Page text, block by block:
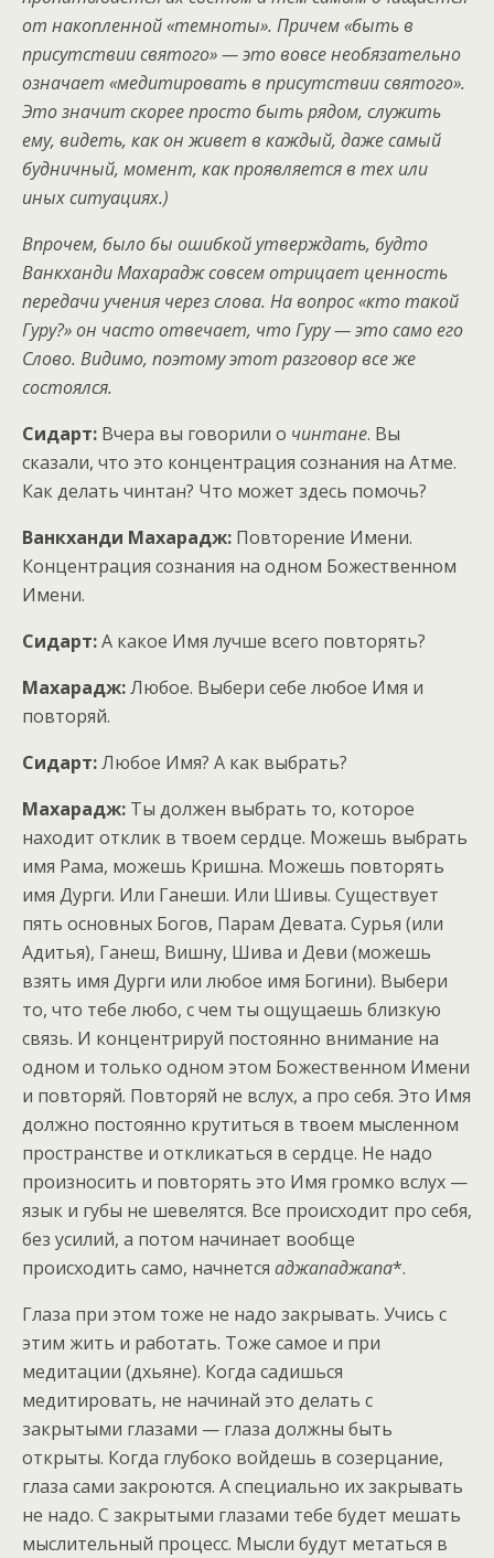
от накопленной «темноты». Причем «быть в
присутствии святого» — это вовсе необязательно
означает «медитировать в присутствии святого».
Это значит скорее просто быть рядом, служить
ему, видеть, как он живет в каждый, даже самый
будничный, момент, как проявляется в тех или
иных ситуациях.)
Впрочем, было бы ошибкой утверждать, будто
Ванкханди Махарадж совсем отрицает ценность
передачи учения через слова. На вопрос «кто такой
Гуру?» он часто отвечает, что Гуру — это само его
Слово. Видимо, поэтому этот разговор все же
состоялся.
Сидарт: Вчера вы говорили о чинтане. Вы
сказали, что это концентрация сознания на Атме.
Как делать чинтан? Что может здесь помочь?
Ванкханди Махарадж: Повторение Имени.
Концентрация сознания на одном Божественном
Имени.
Сидарт:А какое Имя лучше всего повторять?
Махарадж:Любое. Выбери себе любое Имя и
повторяй.
Сидарт:Любое Имя? А как выбрать?
Махарадж: Ты должен выбрать то, которое
находит отклик в твоем сердце. Можешь выбрать
имя Рама, можешь Кришна. Можешь повторять
имя Дурги. Или Ганеши. Или Шивы. Существует
пять основных Богов, Парам Девата. Сурья (или
Адитья), Ганеш, Вишну, Шива и Деви (можешь
взять имя Дурги или любое имя Богини). Выбери
то, что тебе любо, с чем ты ощущаешь близкую
связь. И концентрируй постоянно внимание на
одном и только одном этом Божественном Имени
и повторяй. Повторяй не вслух, а про себя. Это Имя
должно постоянно крутиться в твоем мысленном
пространстве и откликаться в сердце. Не надо
произносить и повторять это Имя громко вслух —
язык и губы не шевелятся. Все происходит про себя,
без усилий, а потом начинает вообще
происходить само, начнется аджападжапа*.
Глаза при этом тоже не надо закрывать. Учись с
этим жить и работать. Тоже самое и при
медитации (дхьяне). Когда садишься
медитировать, не начинай это делать с
закрытыми глазами — глаза должны быть
открыты. Когда глубоко войдешь в созерцание,
глаза сами закроются. А специально их закрывать
не надо. С закрытыми глазами тебе будет мешать
мыслительный процесс. Мысли будут метаться в